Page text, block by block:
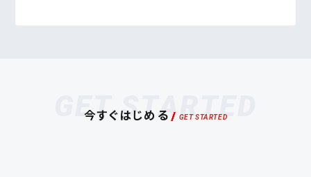
今すぐはじめる
GET STARTED